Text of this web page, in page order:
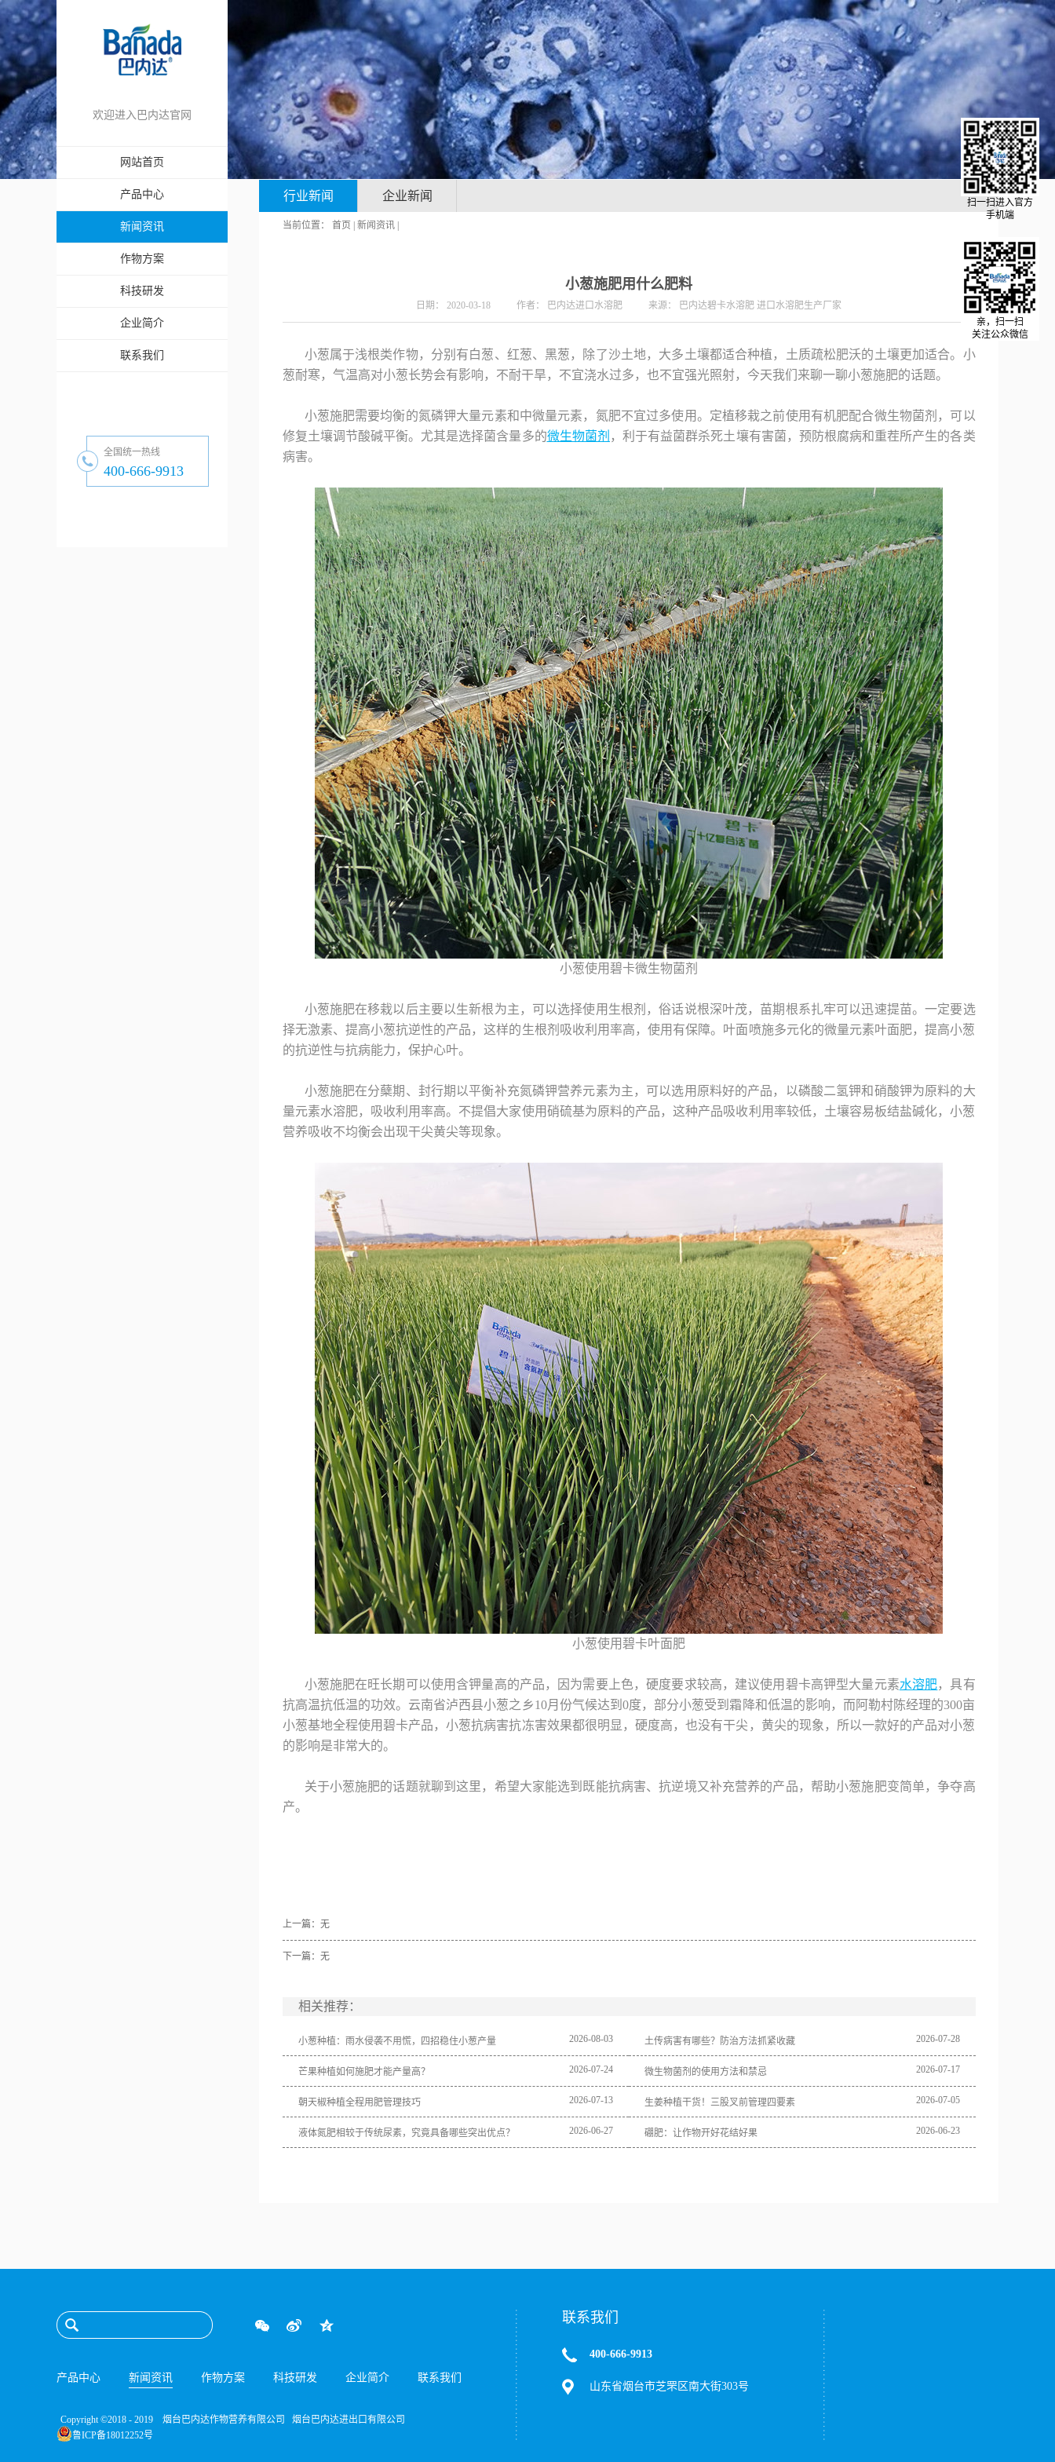
欢迎进入巴内达官网
网站首页
产品中心
新闻资讯
作物方案
科技研发
企业简介
联系我们
全国统一热线
400-666-9913
亲，扫一扫
关注公众微信
行业新闻 企业新闻
当前位置： 首页 新闻资讯
小葱施肥用什么肥料
日期： 2020-03-18 作者： 巴内达进口水溶肥 来源： 巴内达碧卡水溶肥 进口水溶肥生产厂家
小葱属于浅根类作物，分别有白葱、红葱、黑葱，除了沙土地，大多土壤都适合种植，土质疏松肥沃的土壤更加适合。小
葱耐寒，气温高对小葱长势会有影响，不耐干旱，不宜浇水过多，也不宜强光照射，今天我们来聊一聊小葱施肥的话题。
小葱施肥需要均衡的氮磷钾大量元素和中微量元素，氮肥不宜过多使用。定植移栽之前使用有机肥配合微生物菌剂，可以
修复土壤调节酸碱平衡。尤其是选择菌含量多的微生物菌剂 ，利于有益菌群杀死土壤有害菌，预防根腐病和重茬所产生的各类
病害。
小葱使用碧卡微生物菌剂
小葱施肥在移栽以后主要以生新根为主，可以选择使用生根剂，俗话说根深叶茂，苗期根系扎牢可以迅速提苗。一定要选
择无激素、提高小葱抗逆性的产品，这样的生根剂吸收利用率高，使用有保障。叶面喷施多元化的微量元素叶面肥，提高小葱
的抗逆性与抗病能力，保护心叶。
小葱施肥在分蘖期、封行期以平衡补充氮磷钾营养元素为主，可以选用原料好的产品，以磷酸二氢钾和硝酸钾为原料的大
量元素水溶肥，吸收利用率高。不提倡大家使用硝硫基为原料的产品，这种产品吸收利用率较低，土壤容易板结盐碱化，小葱
营养吸收不均衡会出现干尖黄尖等现象。
小葱使用碧卡叶面肥
小葱施肥在旺长期可以使用含钾量高的产品，因为需要上色，硬度要求较高，建议使用碧卡高钾型大量元素水溶肥，具有
抗高温抗低温的功效。云南省泸西县小葱之乡10月份气候达到0度，部分小葱受到霜降和低温的影响，而阿勒村陈经理的300亩
小葱基地全程使用碧卡产品，小葱抗病害抗冻害效果都很明显，硬度高，也没有干尖，黄尖的现象，所以一款好的产品对小葱
的影响是非常大的。
关于小葱施肥的话题就聊到这里，希望大家能选到既能抗病害、抗逆境又补充营养的产品，帮助小葱施肥变简单，争夺高
产。
上一篇：无
下一篇：无
相关推荐：
小葱种植：雨水侵袭不用慌，四招稳住小葱产量 2026-08-03 土传病害有哪些？防治方法抓紧收藏 2026-07-28
芒果种植如何施肥才能产量高？ 2026-07-24 微生物菌剂的使用方法和禁忌 2026-07-17
朝天椒种植全程用肥管理技巧 2026-07-13 生姜种植干货！三股叉前管理四要素 2026-07-05
液体氮肥相较于传统尿素，究竟具备哪些突出优点？ 2026-06-27 硼肥：让作物开好花结好果 2026-06-23
产品中心 新闻资讯 作物方案 科技研发 企业简介 联系我们
Copyright ©2018 - 2019 烟台巴内达作物营养有限公司 烟台巴内达进出口有限公司
鲁ICP备18012252号
联系我们
400-666-9913
山东省烟台市芝罘区南大街303号
扫一扫进入官方
手机端